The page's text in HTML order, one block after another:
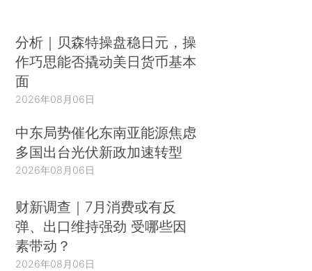
分析｜贝森特操盘稳日元，操
作巧思能否撬动美日货币基本
面
2026年08月06日
中东局势催化东南亚能源焦虑
多国出台光伏新政加速转型
2026年08月06日
财新调查｜7月消费或有反
弹、出口维持强劲 受哪些因
素带动？
2026年08月06日